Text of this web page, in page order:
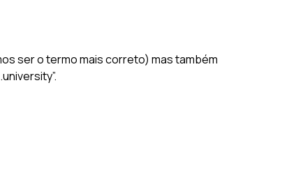
ser o termo mais correto) mas também